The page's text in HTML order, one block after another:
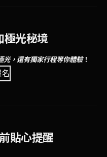
極光秘境
光，還有獨家行程等你體驗！
貼心提醒